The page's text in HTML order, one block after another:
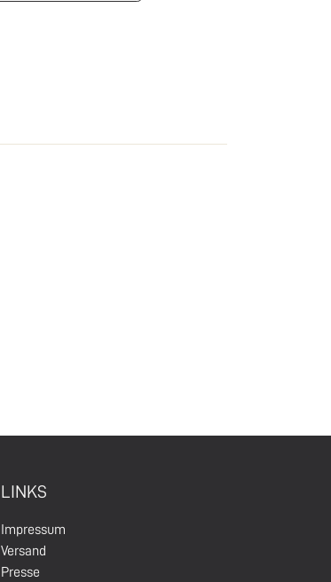
LINKS
Impressum
Versand
Presse